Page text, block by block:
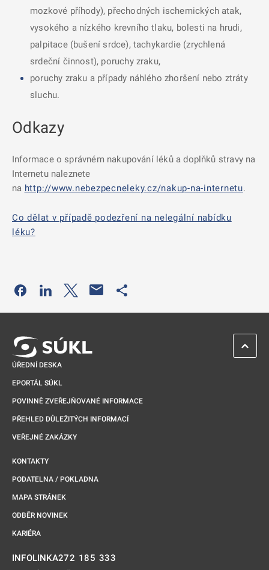
mozkové příhody), přechodných ischemických atak,
vysokého a nízkého krevního tlaku, bolesti na hrudi,
palpitace (bušení srdce), tachykardie (zrychlená
srdeční činnost), poruchy zraku,
poruchy zraku a případy náhlého zhoršení nebo ztráty
sluchu.
Odkazy
Informace o správném nakupování léků a doplňků stravy na
Internetu naleznete
na http://www.nebezpecneleky.cz/nakup-na-internetu.
Co dělat v případě podezření na nelegální nabídku
léku?
Odkaz se otevře na nové kartě
Odkaz se otevře na nové kartě
Odkaz se otevře na nové kartě
ÚŘEDNÍ DESKA
EPORTÁL SÚKL
POVINNĚ ZVEŘEJŇOVANÉ INFORMACE
PŘEHLED DŮLEŽITÝCH INFORMACÍ
VEŘEJNÉ ZAKÁZKY
KONTAKTY
PODATELNA / POKLADNA
MAPA STRÁNEK
ODBĚR NOVINEK
KARIÉRA
INFOLINKA272 185 333
ZPĚT